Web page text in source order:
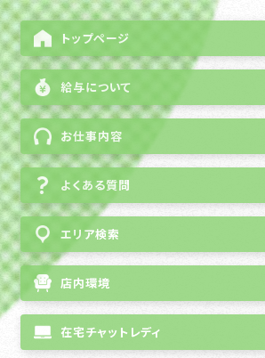
トップページ
給与について
お仕事内容
よくある質問
エリア検索
店内環境
在宅チャットレディ